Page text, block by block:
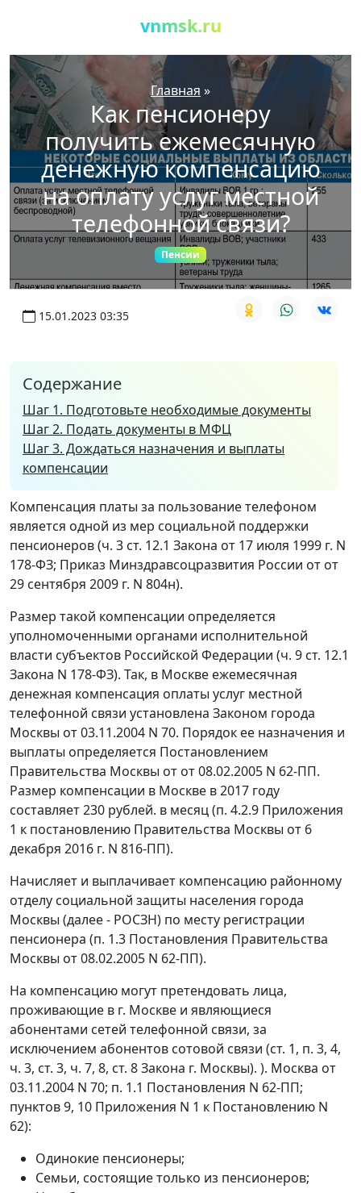
vnmsk.ru
Главная »
Как пенсионеру
получить ежемесячную
денежную компенсацию
на оплату услуг местной
телефонной связи?
Пенсии
15.01.2023 03:35
Содержание
Шаг 1. Подготовьте необходимые документы
Шаг 2. Подать документы в МФЦ
Шаг 3. Дождаться назначения и выплаты
компенсации
Компенсация платы за пользование телефоном
является одной из мер социальной поддержки
пенсионеров (ч. 3 ст. 12.1 Закона от 17 июля 1999 г. N
178-ФЗ; Приказ Минздравсоцразвития России от от
29 сентября 2009 г. N 804н).
Размер такой компенсации определяется
уполномоченными органами исполнительной
власти субъектов Российской Федерации (ч. 9 ст. 12.1
Закона N 178-ФЗ). Так, в Москве ежемесячная
денежная компенсация оплаты услуг местной
телефонной связи установлена ​​Законом города
Москвы от 03.11.2004 N 70. Порядок ее назначения и
выплаты определяется Постановлением
Правительства Москвы от от 08.02.2005 N 62-ПП.
Размер компенсации в Москве в 2017 году
составляет 230 рублей. в месяц (п. 4.2.9 Приложения
1 к постановлению Правительства Москвы от 6
декабря 2016 г. N 816-ПП).
Начисляет и выплачивает компенсацию районному
отделу социальной защиты населения города
Москвы (далее - РОСЗН) по месту регистрации
пенсионера (п. 1.3 Постановления Правительства
Москвы от 08.02.2005 N 62-ПП).
На компенсацию могут претендовать лица,
проживающие в г. Москве и являющиеся
абонентами сетей телефонной связи, за
исключением абонентов сотовой связи (ст. 1, п. 3, 4,
ч. 3, ст. 3, ч. 7, 8, ст. 8 Закона г. Москвы). ). Москва от
03.11.2004 N 70; п. 1.1 Постановления N 62-ПП;
пунктов 9, 10 Приложения N 1 к Постановлению N
62):
Одинокие пенсионеры;
Семьи, состоящие только из пенсионеров;